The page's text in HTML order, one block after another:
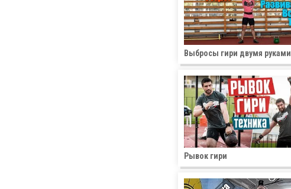
Выбросы гири двумя руками
Рывок гири